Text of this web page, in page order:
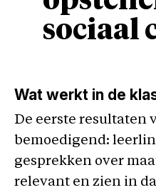
sociaal
Wat werkt in de
De eerste resultaten
bemoedigend:
gesprekken over
relevant en zien in